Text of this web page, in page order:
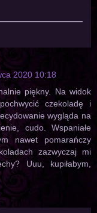
2020 10:18
piękny. Na widok
czekoladę i
wygląda na
cudo. Wspaniałe
nawet pomarańczy
zazwyczaj mi
Uuu, kupiłabym,